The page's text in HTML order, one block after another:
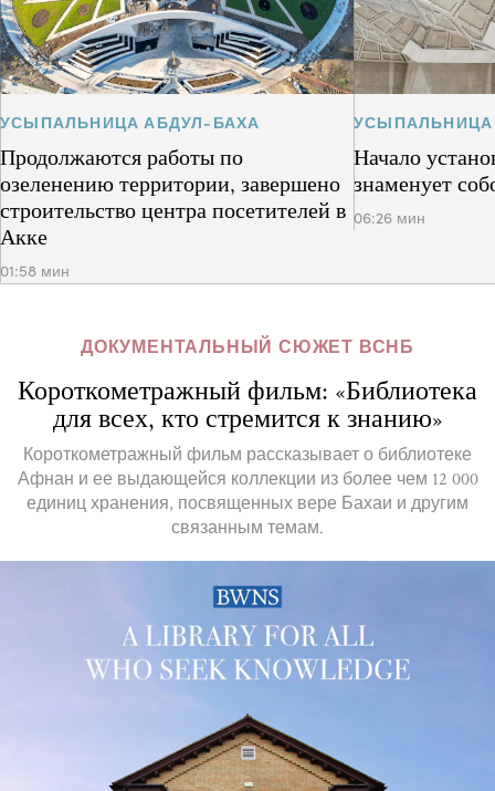
УСЫПАЛЬНИЦА АБДУЛ-БАХА
Продолжаются работы по
озеленению территории, завершено
строительство центра посетителей в
Акке
01:58 мин
Начало
знаменует
06:26 мин
ДОКУМЕНТАЛЬНЫЙ СЮЖЕТ ВСНБ
Короткометражный фильм: «Библиотека
для всех, кто стремится к знанию»
Короткометражный фильм рассказывает о библиотеке
Афнан и ее выдающейся коллекции из более чем 12 000
единиц хранения, посвященных вере Бахаи и другим
связанным темам.